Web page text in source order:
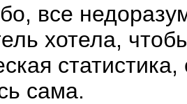
все
хотела,
сама.